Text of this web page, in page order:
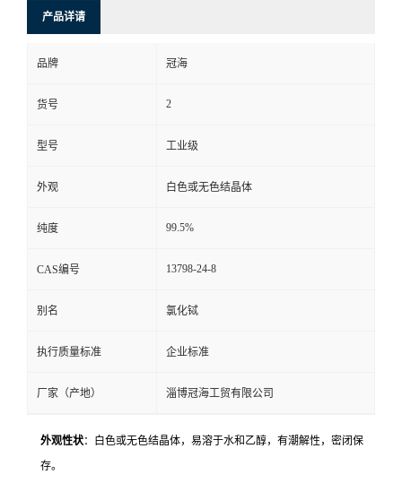
产品详请
品牌 冠海
货号 2
型号 工业级
外观 白色或无色结晶体
纯度 99.5%
CAS编号 13798-24-8
别名 氯化铽
执行质量标准 企业标准
厂家（产地） 淄博冠海工贸有限公司
外观性状：白色或无色结晶体，易溶于水和乙醇，有潮解性，密闭保
存。